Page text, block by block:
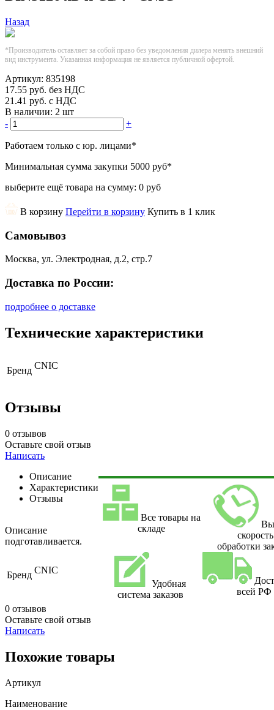
Назад
*Производитель оставляет за собой право без уведомления дилера менять внешний
вид инструмента. Указанная информация не является публичной офертой.
Артикул: 835198
17.55 руб. без НДС
21.41 руб. с НДС
В наличии: 2 шт
-
+
Работаем только с юр. лицами*
Минимальная сумма закупки 5000 руб*
выберите ещё товара на сумму: 0 руб
В корзину Перейти в корзину Купить в 1 клик
Самовывоз
Москва, ул. Электродная, д.2, стр.7
Доставка по России:
подробнее о доставке
Технические характеристики
Бренд CNIC
Отзывы
0 отзывов
Оставьте свой отзыв
Написать
Описание
Характеристики
Отзывы
Описание
подготавливается.
Бренд CNIC
0 отзывов
Оставьте свой отзыв
Написать
Все товары на
складе
скорость
обработки
Удобная
система заказов
всей РФ
Похожие товары
Артикул
Наименование